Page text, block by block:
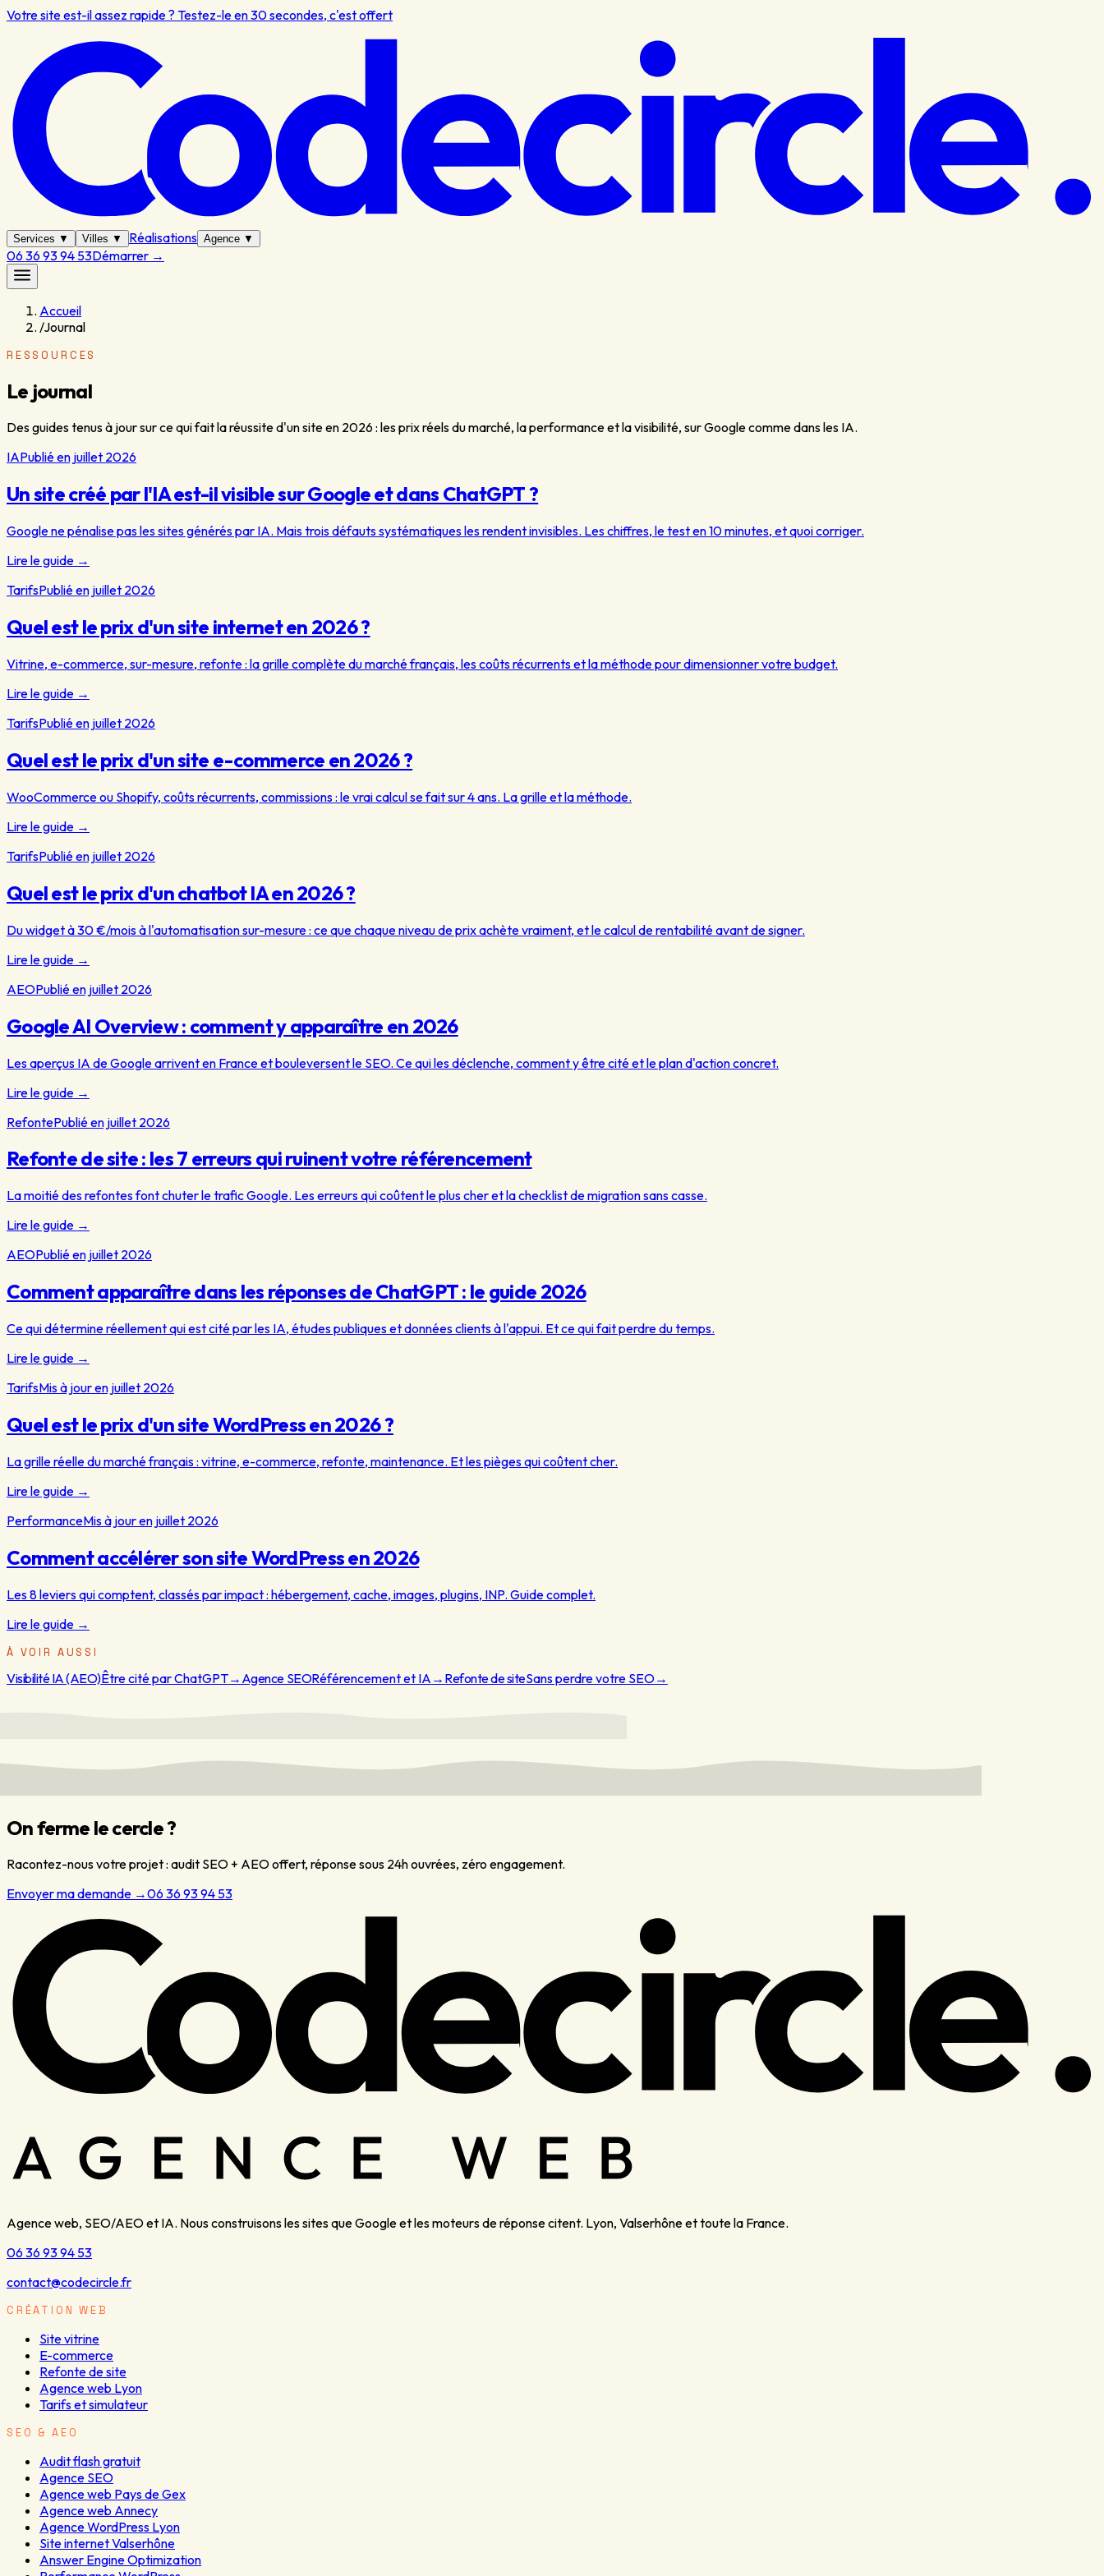
Votre site est-il assez rapide ? Testez-le en 30 secondes, c'est offert
Services ▼ Villes ▼ Réalisations Agence ▼
06 36 93 94 53Démarrer →
Accueil
/Journal
RESSOURCES
Le journal
Des guides tenus à jour sur ce qui fait la réussite d'un site en 2026 : les prix réels du marché, la performance et la visibilité, sur Google comme dans les IA.
IAPublié en juillet 2026
Un site créé par l'IA est-il visible sur Google et dans ChatGPT ?
Google ne pénalise pas les sites générés par IA. Mais trois défauts systématiques les rendent invisibles. Les chiffres, le test en 10 minutes, et quoi corriger.
Lire le guide →
TarifsPublié en juillet 2026
Quel est le prix d'un site internet en 2026 ?
Vitrine, e-commerce, sur-mesure, refonte : la grille complète du marché français, les coûts récurrents et la méthode pour dimensionner votre budget.
Lire le guide →
TarifsPublié en juillet 2026
Quel est le prix d'un site e-commerce en 2026 ?
WooCommerce ou Shopify, coûts récurrents, commissions : le vrai calcul se fait sur 4 ans. La grille et la méthode.
Lire le guide →
TarifsPublié en juillet 2026
Quel est le prix d'un chatbot IA en 2026 ?
Du widget à 30 €/mois à l'automatisation sur-mesure : ce que chaque niveau de prix achète vraiment, et le calcul de rentabilité avant de signer.
Lire le guide →
AEOPublié en juillet 2026
Google AI Overview : comment y apparaître en 2026
Les aperçus IA de Google arrivent en France et bouleversent le SEO. Ce qui les déclenche, comment y être cité et le plan d'action concret.
Lire le guide →
RefontePublié en juillet 2026
Refonte de site : les 7 erreurs qui ruinent votre référencement
La moitié des refontes font chuter le trafic Google. Les erreurs qui coûtent le plus cher et la checklist de migration sans casse.
Lire le guide →
AEOPublié en juillet 2026
Comment apparaître dans les réponses de ChatGPT : le guide 2026
Ce qui détermine réellement qui est cité par les IA, études publiques et données clients à l'appui. Et ce qui fait perdre du temps.
Lire le guide →
TarifsMis à jour en juillet 2026
Quel est le prix d'un site WordPress en 2026 ?
La grille réelle du marché français : vitrine, e-commerce, refonte, maintenance. Et les pièges qui coûtent cher.
Lire le guide →
PerformanceMis à jour en juillet 2026
Comment accélérer son site WordPress en 2026
Les 8 leviers qui comptent, classés par impact : hébergement, cache, images, plugins, INP. Guide complet.
Lire le guide →
À VOIR AUSSI
Visibilité IA (AEO)Être cité par ChatGPT→ Agence SEORéférencement et IA → Refonte de siteSans perdre votre SEO→
On ferme le cercle ?
Racontez-nous votre projet : audit SEO + AEO offert, réponse sous 24h ouvrées, zéro engagement.
Envoyer ma demande →06 36 93 94 53
Agence web, SEO/AEO et IA. Nous construisons les sites que Google et les moteurs de réponse citent. Lyon, Valserhône et toute la France.
06 36 93 94 53
contact@codecircle.fr
CRÉATION WEB
Site vitrine
E-commerce
Refonte de site
Agence web Lyon
Tarifs et simulateur
SEO & AEO
Audit flash gratuit
Agence SEO
Agence web Pays de Gex
Agence web Annecy
Agence WordPress Lyon
Site internet Valserhône
Answer Engine Optimization